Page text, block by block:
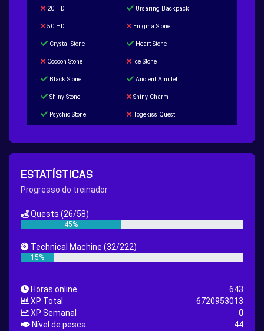
20 HD Ursaring Backpack
50 HD Enigma Stone
Crystal Stone Heart Stone
Coccon Stone Ice Stone
Black Stone Ancient Amulet
Shiny Stone Shiny Charm
Psychic Stone Togekiss Quest
200 Great Ball Quest
Hippie Outfit Quest
New Continent Quest pt.1 New Continent Quest pt.2
Nature Backpack Quest
Lucario Quest
Snowboard Outfit Quest
ESTATÍSTICAS
Progresso do treinador
Quests (26/58)
45%
Technical Machine (32/222)
15%
Horas online
643
XP Total
6720953013
XP Semanal
0
Nível de pesca
44